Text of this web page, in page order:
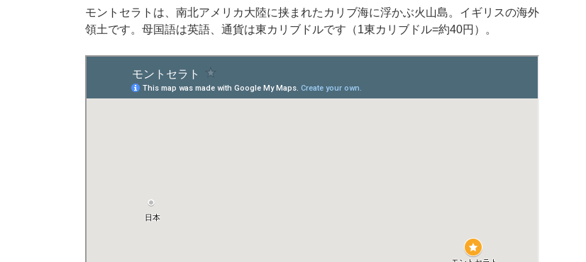
モントセラトは、南北アメリカ大陸に挟まれたカリブ海に浮かぶ火山島。イギリスの海外
領土です。母国語は英語、通貨は東カリブドルです（1東カリブドル=約40円）。